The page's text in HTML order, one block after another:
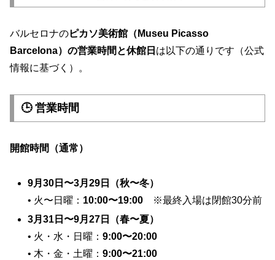
バルセロナのピカソ美術館（Museu Picasso
Barcelona）の営業時間と休館日 は以下の通りです（公式
情報に基づく）。
🕒 営業時間
開館時間（通常）
9月30日〜3月29日（秋〜冬）
• 火〜日曜： 10:00〜19:00 ※最終入場は閉館30分前
3月31日〜9月27日（春〜夏）
• 火・水・日曜：9:00〜20:00
• 木・金・土曜：9:00〜21:00